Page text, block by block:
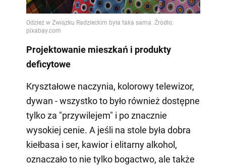
Projektowanie mieszkań i produkty
deficytowe
Kryształowe naczynia, kolorowy telewizor,
dywan - wszystko to było również dostępne
tylko za "przywilejem" i po znacznie
wysokiej cenie. A jeśli na stole była dobra
kiełbasa i ser, kawior i elitarny alkohol,
oznaczało to nie tylko bogactwo, ale także